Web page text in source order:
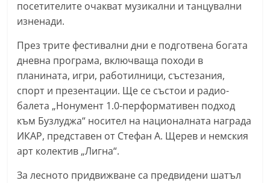
z
n
l
a
k
-
b
g
.
i
посетителите очакват музикални и танцувални
изненади.
През трите фестивални дни е подготвена богата
дневна програма, включваща походи в
планината, игри, работилници, състезания,
спорт и презентации. Ще се състои и радио-
балета „Нонумент 1.0-перформативен подход
към Бузлуджа“ носител на националната награда
ИКАР, представен от Стефан А. Щерев и немския
арт колектив „Лигна“.
За лесното придвижване са предвидени шатъл